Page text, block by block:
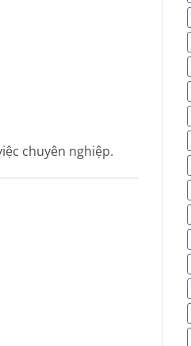
chuyên nghiệp.